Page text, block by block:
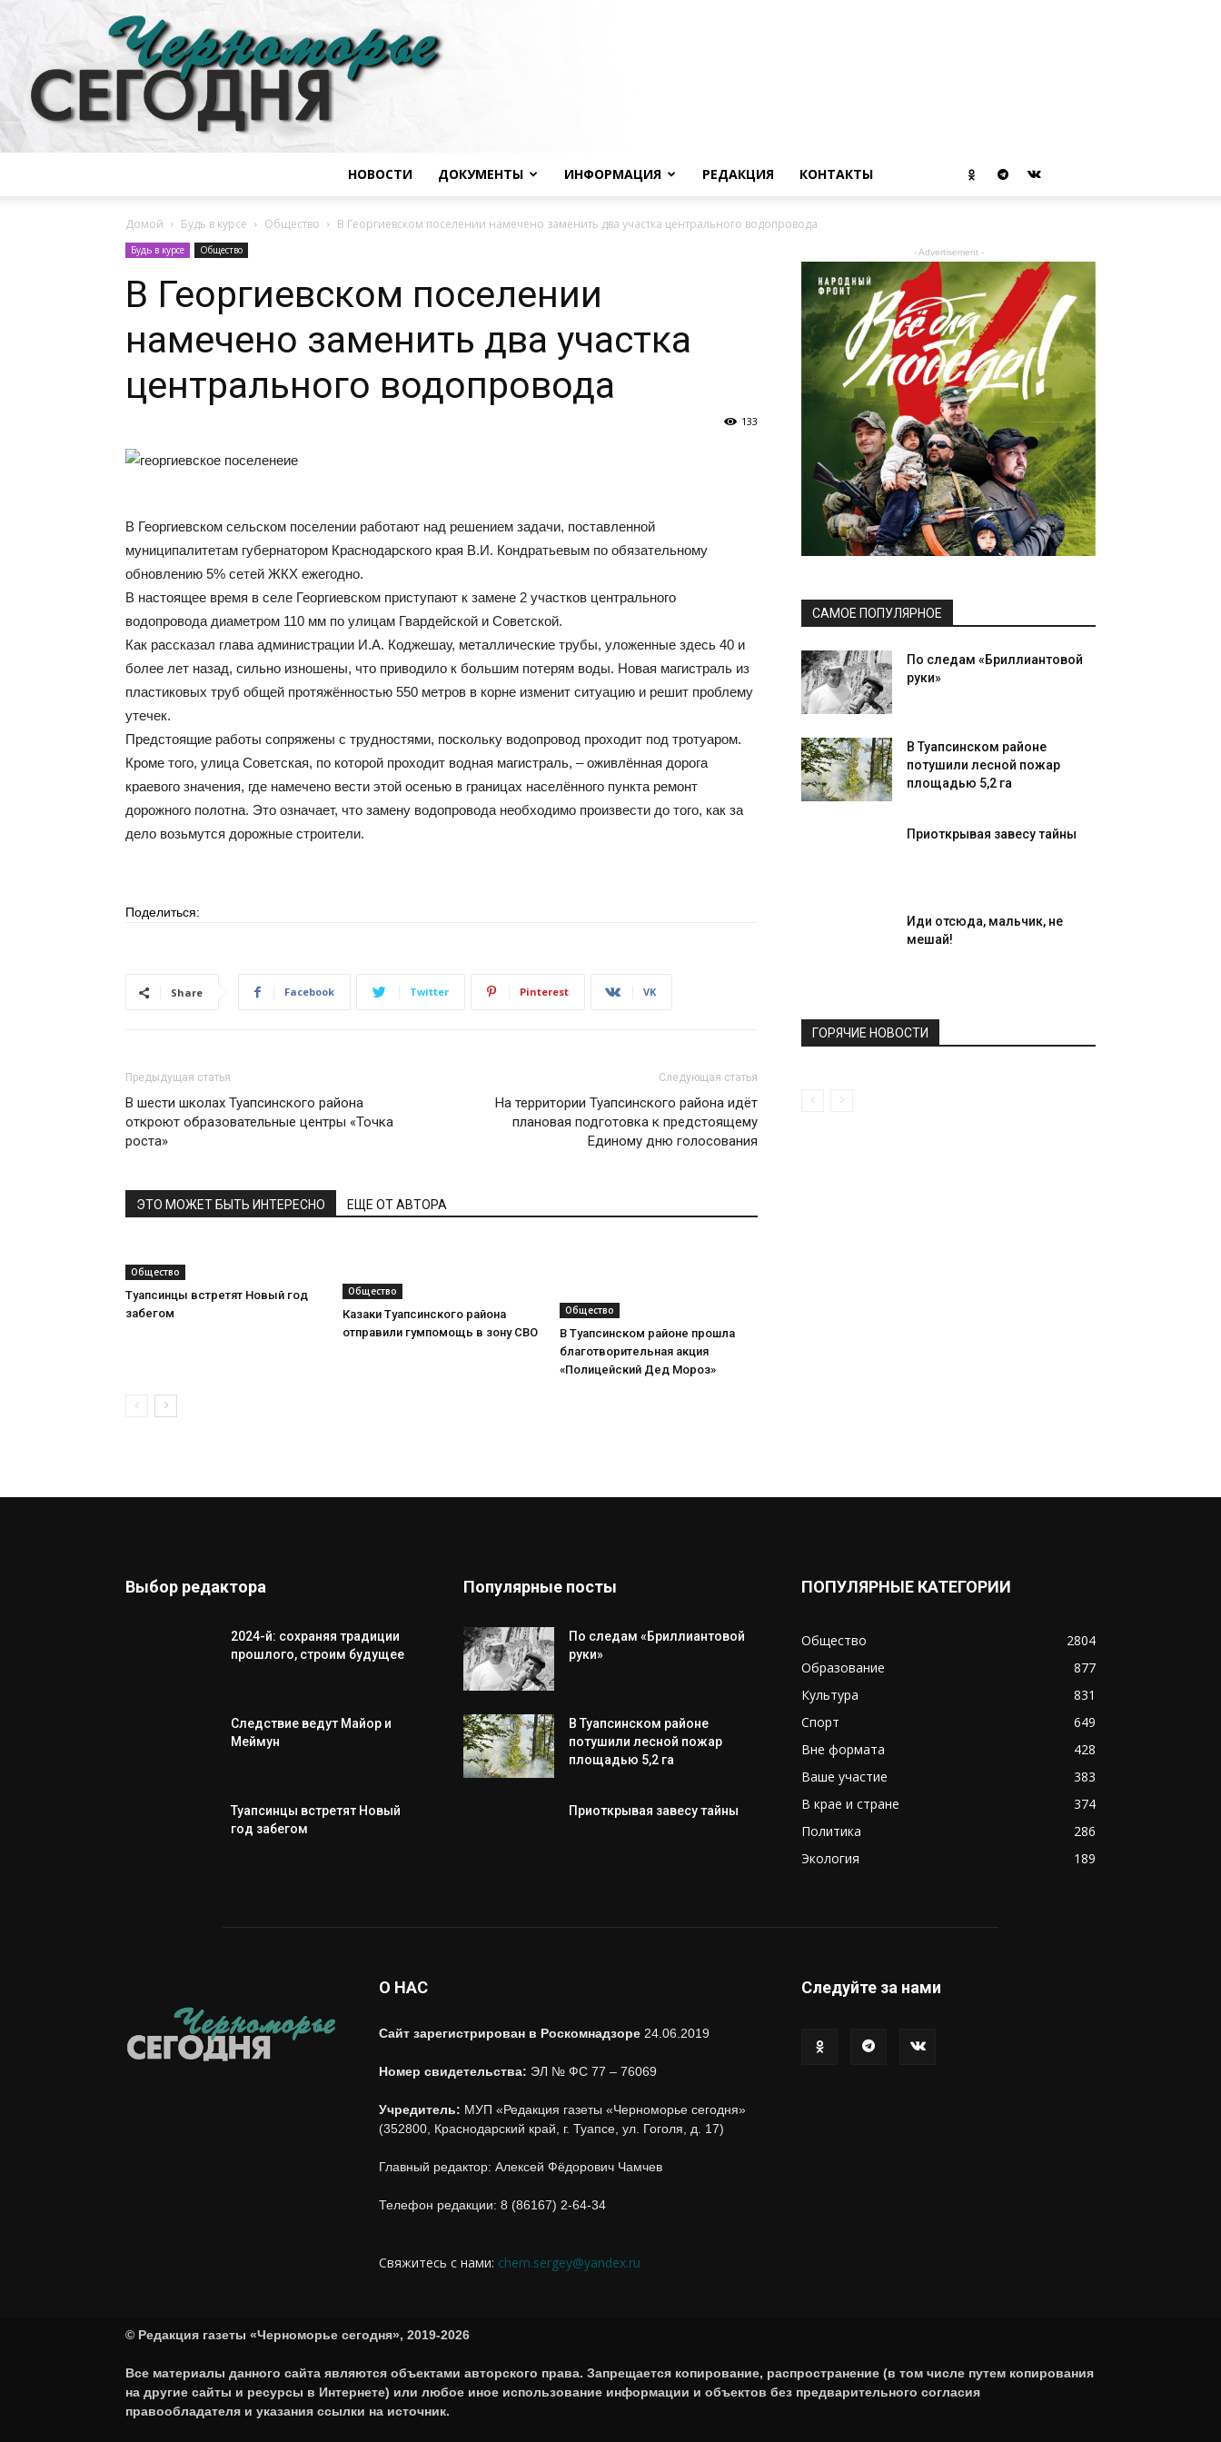
НОВОСТИ ДОКУМЕНТЫ ИНФОРМАЦИЯ РЕДАКЦИЯ КОНТАКТЫ
Домой Будь в курсе Общество В Георгиевском поселении намечено заменить два участка центрального водопровода
Будь в курсе Общество
В Георгиевском поселении
намечено заменить два участка
центрального водопровода
133
В Георгиевском сельском поселении работают над решением задачи, поставленной
муниципалитетам губернатором Краснодарского края В.И. Кондратьевым по обязательному
обновлению 5% сетей ЖКХ ежегодно.
В настоящее время в селе Георгиевском приступают к замене 2 участков центрального
водопровода диаметром 110 мм по улицам Гвардейской и Советской.
Как рассказал глава администрации И.А. Коджешау, металлические трубы, уложенные здесь 40 и
более лет назад, сильно изношены, что приводило к большим потерям воды. Новая магистраль из
пластиковых труб общей протяжённостью 550 метров в корне изменит ситуацию и решит проблему
утечек.
Предстоящие работы сопряжены с трудностями, поскольку водопровод проходит под тротуаром.
Кроме того, улица Советская, по которой проходит водная магистраль, – оживлённая дорога
краевого значения, где намечено вести этой осенью в границах населённого пункта ремонт
дорожного полотна. Это означает, что замену водопровода необходимо произвести до того, как за
дело возьмутся дорожные строители.
Поделиться:
Share Facebook Twitter Pinterest VK
Предыдущая статья
В шести школах Туапсинского района
откроют образовательные центры «Точка
роста»
Следующая статья
На территории Туапсинского района идёт
плановая подготовка к предстоящему
Единому дню голосования
ЭТО МОЖЕТ БЫТЬ ИНТЕРЕСНО ЕЩЕ ОТ АВТОРА
Общество
Туапсинцы встретят Новый год
забегом
Общество
Казаки Туапсинского района
отправили гумпомощь в зону СВО
Общество
В Туапсинском районе прошла
благотворительная акция
«Полицейский Дед Мороз»
- Advertisement -
САМОЕ ПОПУЛЯРНОЕ
По следам «Бриллиантовой
руки»
В Туапсинском районе
потушили лесной пожар
площадью 5,2 га
Приоткрывая завесу тайны
Иди отсюда, мальчик, не
мешай!
ГОРЯЧИЕ НОВОСТИ
Выбор редактора
2024-й: сохраняя традиции
прошлого, строим будущее
Следствие ведут Майор и
Меймун
Туапсинцы встретят Новый
год забегом
Популярные посты
По следам «Бриллиантовой
руки»
В Туапсинском районе
потушили лесной пожар
площадью 5,2 га
Приоткрывая завесу тайны
ПОПУЛЯРНЫЕ КАТЕГОРИИ
Общество
2804
Образование
877
Культура
831
Спорт
649
Вне формата
428
Ваше участие
383
В крае и стране
374
Политика
286
Экология
189
О НАС
Сайт зарегистрирован в Роскомнадзоре 24.06.2019
Номер свидетельства: ЭЛ № ФС 77 – 76069
Учредитель: МУП «Редакция газеты «Черноморье сегодня»
(352800, Краснодарский край, г. Туапсе, ул. Гоголя, д. 17)
Главный редактор: Алексей Фёдорович Чамчев
Телефон редакции: 8 (86167) 2-64-34
Свяжитесь с нами: chern.sergey@yandex.ru
Следуйте за нами
© Редакция газеты «Черноморье сегодня», 2019-2026
Все материалы данного сайта являются объектами авторского права. Запрещается копирование, распространение (в том числе путем копирования
на другие сайты и ресурсы в Интернете) или любое иное использование информации и объектов без предварительного согласия
правообладателя и указания ссылки на источник.